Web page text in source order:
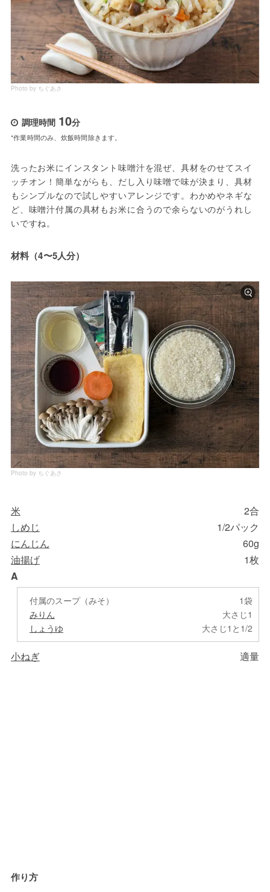
Photo by ちぐあさ
調理時間 10分
*作業時間のみ、炊飯時間除きます。
洗ったお米にインスタント味噌汁を混ぜ、具材をのせてスイ
ッチオン！簡単ながらも、だし入り味噌で味が決まり、具材
もシンプルなので試しやすいアレンジです。わかめやネギな
ど、味噌汁付属の具材もお米に合うので余らないのがうれし
いですね。
材料（4〜5人分）
Photo by ちぐあさ
米
2合
しめじ
1/2パック
にんじん
60g
油揚げ
1枚
A
付属のスープ（みそ）
1袋
みりん
大さじ1
しょうゆ
大さじ1と1/2
小ねぎ 適量
作り方